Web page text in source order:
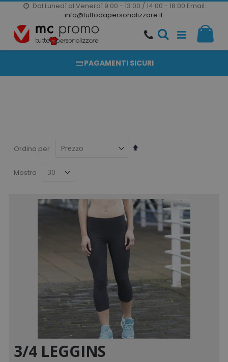
Dal Lunedì al Venerdì 9:00 - 13:00 / 14:00 - 18:00 Email:
info@tuttodapersonalizzare.it
Salta
al
contenuto
20000 PRODOTTI
PRODOTTI COMPLETAMENTE PERSONALIZZABILI
PAGAMENTI SICURI
Ordina per
Mostra
3/4 LEGGINS